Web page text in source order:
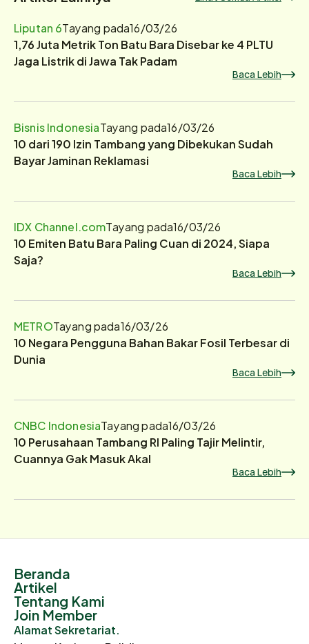
Liputan 6Tayang pada16/03/26
1,76 Juta Metrik Ton Batu Bara Disebar ke 4 PLTU
Jaga Listrik di Jawa Tak Padam
Baca Lebih
Bisnis IndonesiaTayang pada16/03/26
10 dari 190 Izin Tambang yang Dibekukan Sudah
Bayar Jaminan Reklamasi
Baca Lebih
IDX Channel.comTayang pada16/03/26
10 Emiten Batu Bara Paling Cuan di 2024, Siapa
Saja?
Baca Lebih
METROTayang pada16/03/26
10 Negara Pengguna Bahan Bakar Fosil Terbesar di
Dunia
Baca Lebih
CNBC IndonesiaTayang pada16/03/26
10 Perusahaan Tambang RI Paling Tajir Melintir,
Cuannya Gak Masuk Akal
Baca Lebih
Beranda
Artikel
Tentang Kami
Join Member
Alamat Sekretariat.